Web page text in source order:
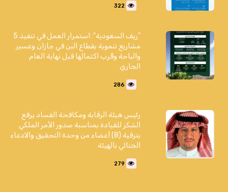
322
"ريف السعودية": استمرار العمل في تنفيذ 5
مشاريع تنموية بقطاع البن في جازان وعسير
والباحة وقُرب اكتمالها قبل نهاية العام
الجاري
286
رئيس هيئة الرقابة ومكافحة الفساد يرفع
الشكر للقيادة بمناسبة صدور الأمر الملكي
بترقية (8) أعضاء من وحدة التحقيق والادعاء
الجنائي بالهيئة
279